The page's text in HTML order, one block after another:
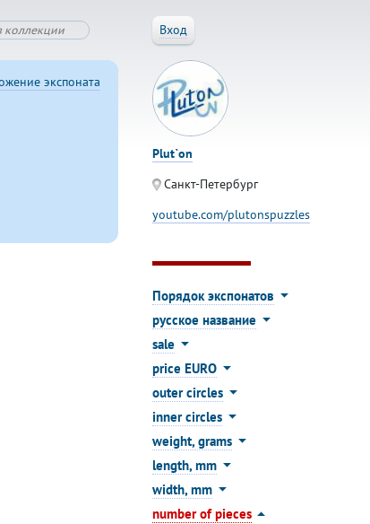
Вход
экспоната
Plut`on
Санкт-Петербург
youtube.com/plutonspuzzles
Порядок экспонатов
русское название
sale
price EURO
outer circles
inner circles
weight, grams
length, mm
width, mm
number of pieces